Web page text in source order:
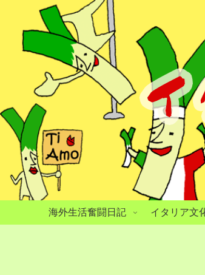
海外生活奮闘日記 イタリア文